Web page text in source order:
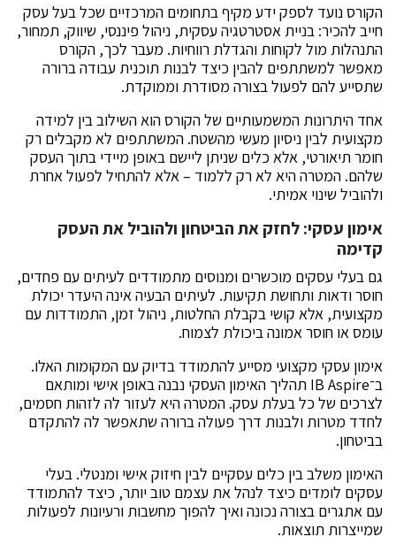
הקורס נועד לספק ידע מקיף בתחומים המרכזיים שכל בעל עסק
חייב להכיר: בניית אסטרטגיה עסקית, ניהול פיננסי, שיווק, תמחור,
התנהלות מול לקוחות והגדלת רווחיות. מעבר לכך, הקורס
מאפשר למשתתפים להבין כיצד לבנות תוכנית עבודה ברורה
שתסייע להם לפעול בצורה מסודרת וממוקדת.
אחד היתרונות המשמעותיים של הקורס הוא השילוב בין למידה
מקצועית לבין ניסיון מעשי מהשטח. המשתתפים לא מקבלים רק
חומר תיאורטי, אלא כלים שניתן ליישם באופן מיידי בתוך העסק
שלהם. המטרה היא לא רק ללמוד – אלא להתחיל לפעול אחרת
ולהוביל שינוי אמיתי.
אימון עסקי: לחזק את הביטחון ולהוביל את העסק
קדימה
גם בעלי עסקים מוכשרים ומנוסים מתמודדים לעיתים עם פחדים,
חוסר ודאות ותחושת תקיעות. לעיתים הבעיה אינה היעדר יכולת
מקצועית, אלא קושי בקבלת החלטות, ניהול זמן, התמודדות עם
עומס או חוסר אמונה ביכולת לצמוח.
אימון עסקי מקצועי מסייע להתמודד בדיוק עם המקומות האלו.
ב־IB Aspire תהליך האימון העסקי נבנה באופן אישי ומותאם
לצרכים של כל בעלת עסק. המטרה היא לעזור לה לזהות חסמים,
לחדד מטרות ולבנות דרך פעולה ברורה שתאפשר לה להתקדם
בביטחון.
האימון משלב בין כלים עסקיים לבין חיזוק אישי ומנטלי. בעלי
עסקים לומדים כיצד לנהל את עצמם טוב יותר, כיצד להתמודד
עם אתגרים בצורה נכונה ואיך להפוך מחשבות ורעיונות לפעולות
שמייצרות תוצאות.